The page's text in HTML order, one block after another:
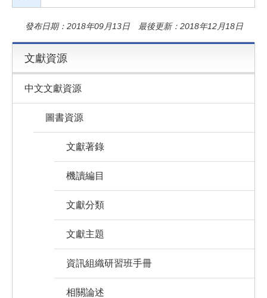
發布日期：2018年09月13日 最後更新：2018年12月18日
文獻資源
中文文獻資源
圖書資源
文獻著錄
機讀編目
文獻分類
文獻主題
資訊組織研習班手冊
相關論述